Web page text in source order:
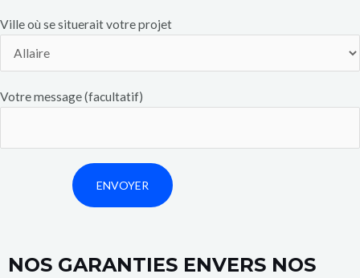
Ville où se situerait votre projet
Votre message (facultatif)
NOS GARANTIES ENVERS NOS